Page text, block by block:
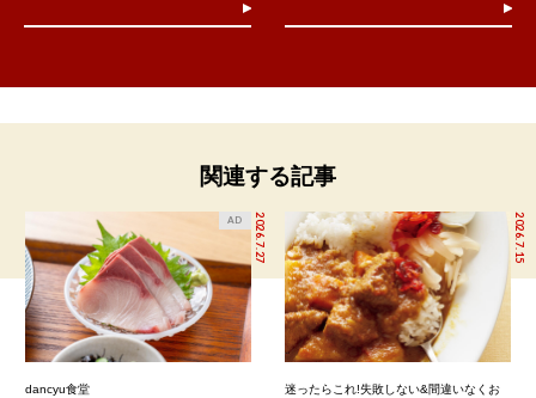
関連する記事
2026.7.27
AD
dancyu食堂
2026.7.15
迷ったらこれ!失敗しない&間違いなくお